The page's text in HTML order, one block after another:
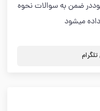
ضمن به سوالات نحوه
داده میشود